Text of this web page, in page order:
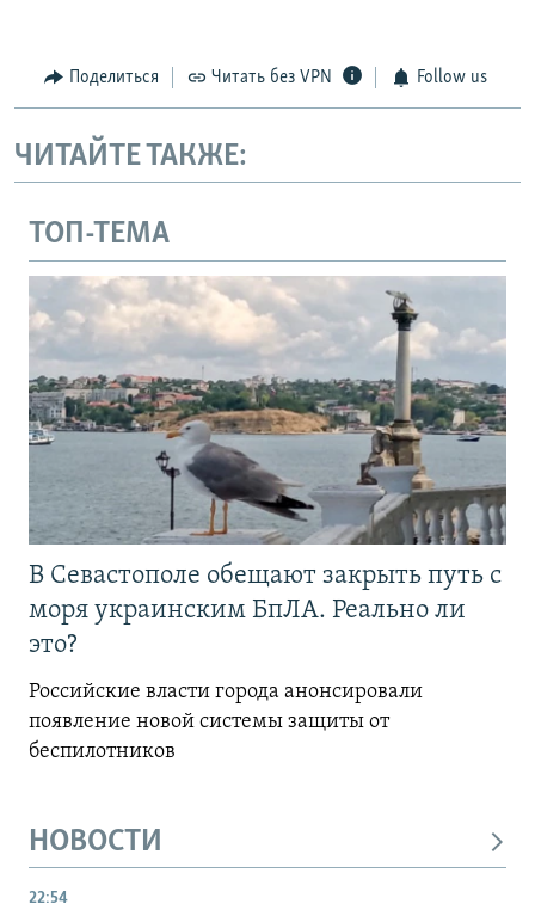
Поделиться Читать без VPN Follow us
ЧИТАЙТЕ ТАКЖЕ:
ТОП-ТЕМА
В Севастополе обещают закрыть путь с
моря украинским БпЛА. Реально ли
это?
Российские власти города анонсировали
появление новой системы защиты от
беспилотников
НОВОСТИ
22:54